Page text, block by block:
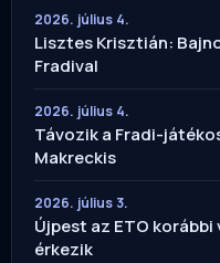
2026. július 4.
Lisztes Krisztián:
Fradival
2026. július 4.
Távozik a Fradi-
Makreckis
2026. július 3.
Újpest az ETO
érkezik